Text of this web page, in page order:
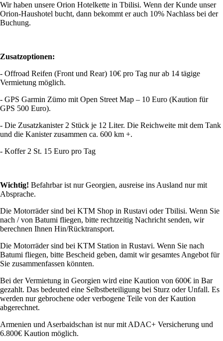
Wir haben unsere Orion Hotelkette in Tbilisi. Wenn der Kunde unser
Orion-Haushotel bucht, dann bekommt er auch 10% Nachlass bei der
Buchung.
Zusatzoptionen:
- Offroad Reifen (Front und Rear) 10€ pro Tag nur ab 14 tägige
Vermietung möglich.
- GPS Garmin Zümo mit Open Street Map – 10 Euro (Kaution für
GPS 500 Euro).
- Die Zusatzkanister 2 Stück je 12 Liter. Die Reichweite mit dem Tank
und die Kanister zusammen ca. 600 km +.
- Koffer 2 St. 15 Euro pro Tag
Wichtig! Befahrbar ist nur Georgien, ausreise ins Ausland nur mit
Absprache.
Die Motorräder sind bei KTM Shop in Rustavi oder Tbilisi. Wenn Sie
nach / von Batumi fliegen, bitte rechtzeitig Nachricht senden, wir
berechnen Ihnen Hin/Rücktransport.
Die Motorräder sind bei KTM Station in Rustavi. Wenn Sie nach
Batumi fliegen, bitte Bescheid geben, damit wir gesamtes Angebot für
Sie zusammenfassen könnten.
Bei der Vermietung in Georgien wird eine Kaution von 600€ in Bar
gezahlt. Das bedeuted eine Selbstbeteiligung bei Sturz oder Unfall. Es
werden nur gebrochene oder verbogene Teile von der Kaution
abgerechnet.
Armenien und Aserbaidschan ist nur mit ADAC+ Versicherung und
6.800€ Kaution möglich.